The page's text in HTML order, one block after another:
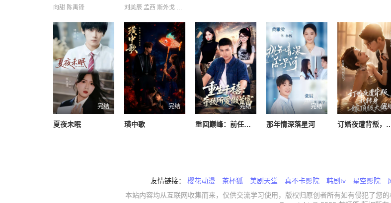
向甜 陈禹锋 刘美辰 孟西 斯外戈 李会长 李子雄 杨子菲 王坤炎 白凯南 蔡正杰 鲍大志
完结
夏夜未眠
完结
璜中歌
完结
重回巅峰：前任高攀不起
完结
那年情深落星河
完
订婚夜遭背叛，我
友情链接： 樱花动漫 茶杯狐 美剧天堂 真不卡影院 韩剧tv 星空影院
本站内容均从互联网收集而来，仅供交流学习使用，版权归原创者所有如有侵犯了您